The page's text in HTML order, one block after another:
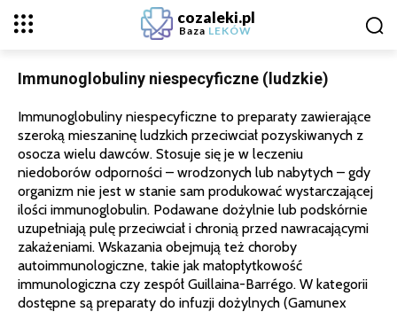
cozaleki.pl
Baza LEKÓW
Immunoglobuliny niespecyficzne (ludzkie)
Immunoglobuliny niespecyficzne to preparaty zawierające
szeroką mieszaninę ludzkich przeciwciał pozyskiwanych z
osocza wielu dawców. Stosuje się je w leczeniu
niedoborów odporności – wrodzonych lub nabytych – gdy
organizm nie jest w stanie sam produkować wystarczającej
ilości immunoglobulin. Podawane dożylnie lub podskórnie
uzupełniają pulę przeciwciał i chronią przed nawracającymi
zakażeniami. Wskazania obejmują też choroby
autoimmunologiczne, takie jak małopłytkowość
immunologiczna czy zespół Guillaina-Barrégo. W kategorii
dostępne są preparaty do infuzji dożylnych (Gamunex